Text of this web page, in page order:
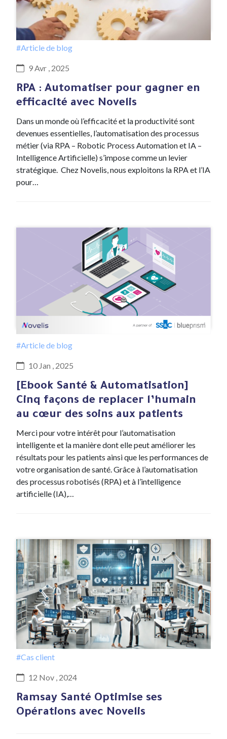
#Article de blog
9 Avr , 2025
RPA : Automatiser pour gagner en
efficacité avec Novelis
Dans un monde où l’efficacité et la productivité sont
devenues essentielles, l’automatisation des processus
métier (via RPA – Robotic Process Automation et IA –
Intelligence Artificielle) s’impose comme un levier
stratégique. Chez Novelis, nous exploitons la RPA et l’IA
pour…
#Article de blog
10 Jan , 2025
[Ebook Santé & Automatisation]
Cinq façons de replacer l’humain
au cœur des soins aux patients
Merci pour votre intérêt pour l’automatisation
intelligente et la manière dont elle peut améliorer les
résultats pour les patients ainsi que les performances de
votre organisation de santé. Grâce à l’automatisation
des processus robotisés (RPA) et à l’intelligence
artificielle (IA),…
#Cas client
12 Nov , 2024
Ramsay Santé Optimise ses
Opérations avec Novelis